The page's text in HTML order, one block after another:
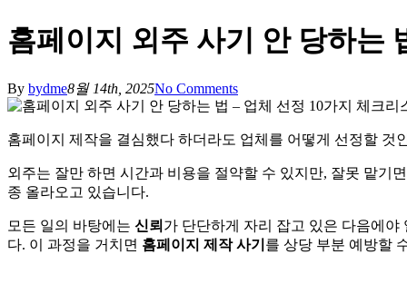
홈페이지 외주 사기 안 당하는
By bydme8월 14th, 2025No Comments
홈페이지 제작을 결심했다 하더라도 업체를 어떻게 선정할
외주는 잘만 하면 시간과 비용을 절약할 수 있지만, 잘못 맡기면
종 올라오고 있습니다.
모든 일의 바탕에는 신뢰 가 단단하게 자리 잡고 있은 다음에
다. 이 과정을 거치면 홈페이지 제작 사기 를 상당 부분 예방할